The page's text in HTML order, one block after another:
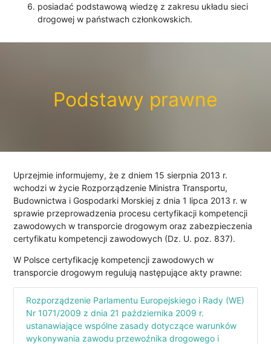
posiadać podstawową wiedzę z zakresu układu sieci
drogowej w państwach członkowskich.
Podstawy prawne
Uprzejmie informujemy, że z dniem 15 sierpnia 2013 r.
wchodzi w życie Rozporządzenie Ministra Transportu,
Budownictwa i Gospodarki Morskiej z dnia 1 lipca 2013 r. w
sprawie przeprowadzenia procesu certyfikacji kompetencji
zawodowych w transporcie drogowym oraz zabezpieczenia
certyfikatu kompetencji zawodowych (Dz. U. poz. 837).
W Polsce certyfikację kompetencji zawodowych w
transporcie drogowym regulują następujące akty prawne:
Rozporządzenie Parlamentu Europejskiego i Rady (WE)
Nr 1071/2009 z dnia 21 października 2009 r.
ustanawiające wspólne zasady dotyczące warunków
wykonywania zawodu przewoźnika drogowego i